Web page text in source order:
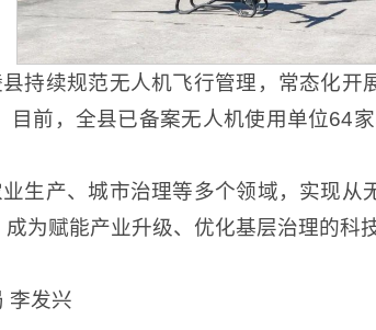
持续规范无人机飞行管理，常态化
目前，全县已备案无人机使用单位64
生产、城市治理等多个领域，实现
为赋能产业升级、优化基层治理的科
李发兴